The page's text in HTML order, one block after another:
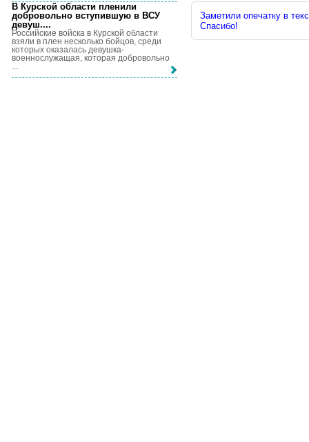
Заметили опечатку в
Спасибо!
В Курской области пленили
добровольно вступившую в ВСУ
девуш....
Российские войска в Курской области
взяли в плен несколько бойцов, среди
которых оказалась девушка-
военнослужащая, которая добровольно
...